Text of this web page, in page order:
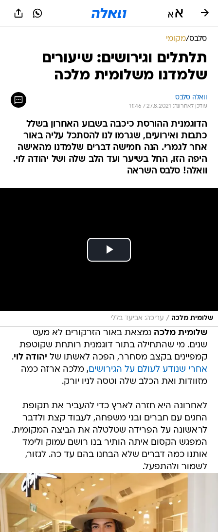
סלבס/מקומי
תלתלים וגירושים: שיעורים
שלמדנו משלומית מלכה
וואלה סלבס
עודכן לאחרונה: 27.8.2021 / 11:46
הדוגמנית ההורסת כיכבה בשבוע האחרון בשלל
כתבות ואירועים, שגרמו לנו להסתכל עליה באור
אחר לגמרי. הנה חמישה דברים שלמדנו מהאישה
היפה הזו, החל בשיער ועד הלב שלה ושל יהודה לוי.
וואלה! סלבס השראה
שלומית מלכה / עריכה: אביעד בללי
שלומית מלכה נמצאת באור הזרקורים לא מעט
שנים. מי שהתחילה בתור דוגמנית רותחת שקוטפת
קמפיינים בקצב מסחרר, הפכה לאשתו של יהודה לוי.
אחרי שנודע לעולם על הגירושים, מלכה ארזה כמה
מזוודות ואת הכלב שלה וטסה לניו יורק.
לאחרונה היא חזרה לארץ כדי להעביר את תקופת
החגים עם חברים ובני משפחה, לעבוד קצת ולדבר
לראשונה על הפרידה שטלטלה את הביצה המקומית.
המפגש הקסום איתה הותיר בנו רושם עמוק ולימד
אותנו כמה דברים שלא הבחנו בהם עד כה. לגזור,
לשמור ולהתפעל.